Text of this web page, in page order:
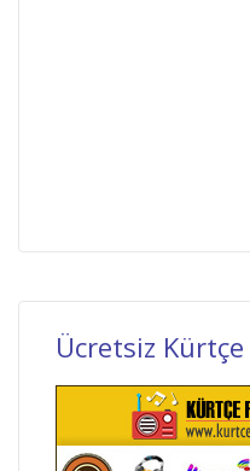
Ücretsiz